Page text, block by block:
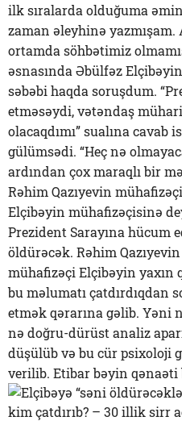
ilk sıralarda olduğuma
zaman əleyhinə
ortamda söhbətimiz
əsnasında Əbülfəz
səbəbi haqda soruşdum.
etməsəydi, vətəndaş
olacaqdımı” sualına cavab
gülümsədi. “Heç nə
ardından çox maraqlı bir
Rəhim Qazıyevin
Elçibəyin mühafizəçisinə
Prezident Sarayına hücum
öldürəcək. Rəhim
mühafizəçi Elçibəyin yaxın
bu məlumatı çatdırdıqdan
etmək qərarına gəlib. Yəni
nə doğru-dürüst analiz
düşülüb və bu cür psixoloji
verilib. Etibar bəyin qənaəti